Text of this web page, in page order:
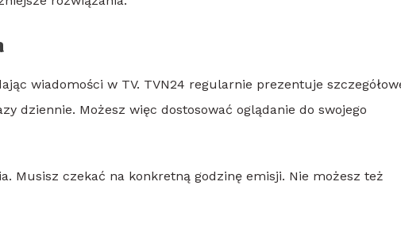
wiadomości w TV. TVN24 regularnie prezentuje
dziennie. Możesz więc dostosować oglądanie do swojego
Musisz czekać na konkretną godzinę emisji. Nie możesz też